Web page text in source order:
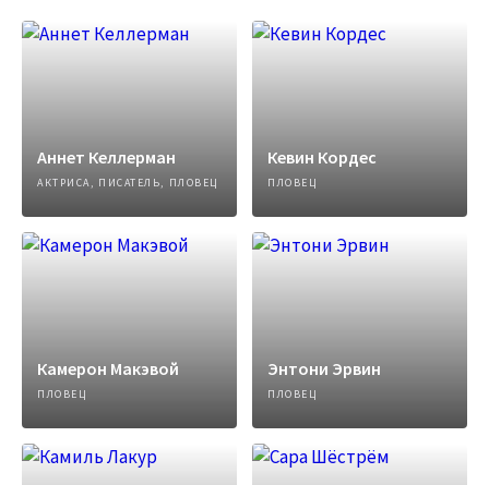
Аннет Келлерман
АКТРИСА, ПИСАТЕЛЬ, ПЛОВЕЦ
Кевин Кордес
ПЛОВЕЦ
Камерон Макэвой
ПЛОВЕЦ
Энтони Эрвин
ПЛОВЕЦ